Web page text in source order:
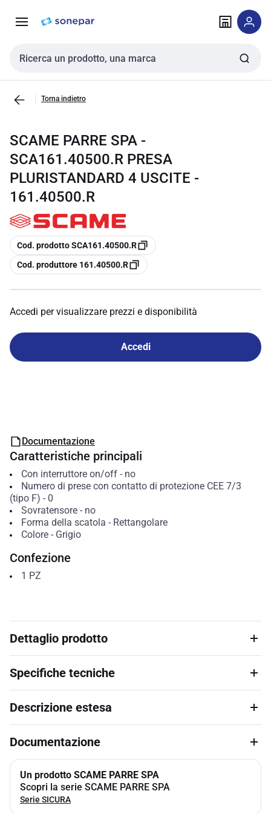
navigazione alla
Cerca input
Torna indietro
SCAME PARRE SPA -
SCA161.40500.R PRESA
PLURISTANDARD 4 USCITE -
161.40500.R
copia
Cod. prodotto SCA161.40500.R
copia
Cod. produttore 161.40500.R
Accedi per visualizzare prezzi e disponibilità
Accedi
Documentazione
Caratteristiche principali
Con interruttore on/off- no
Numero di prese con contatto di protezione CEE 7/3
(tipo F) - 0
Sovratensore- no
Forma della scatola - Rettangolare
Colore- Grigio
Confezione
1 PZ
Dettaglio prodotto
Specifiche tecniche
Descrizione estesa
Documentazione
Un prodotto SCAME PARRE SPA
Scopri la serie SCAME PARRE SPA
Serie SICURA